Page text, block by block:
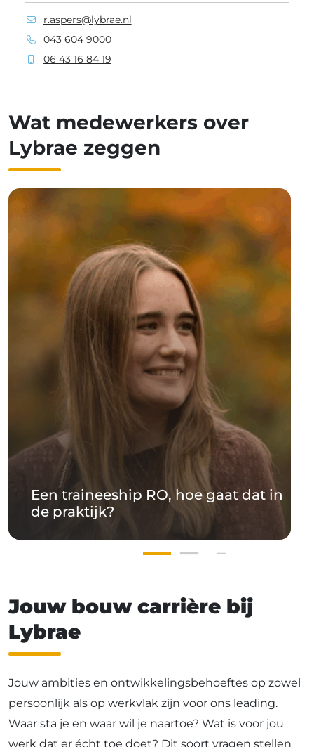
r.aspers@lybrae.nl
043 604 9000
06 43 16 84 19
Wat medewerkers over
Lybrae zeggen
Een traineeship RO, hoe gaat dat in
de praktijk?
Jouw bouw carrière bij
Lybrae
Jouw ambities en ontwikkelingsbehoeftes op zowel
persoonlijk als op werkvlak zijn voor ons leading.
Waar sta je en waar wil je naartoe? Wat is voor jou
werk dat er écht toe doet? Dit soort vragen stellen